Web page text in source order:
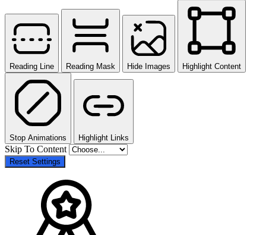
Reading Line Reading Mask Hide Images Highlight Content
Stop Animations Highlight Links
Skip To Content
Reset Settings